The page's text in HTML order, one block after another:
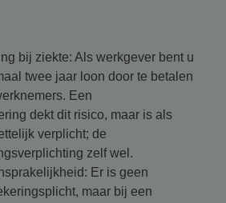
bij ziekte: Als werkgever bent u
twee jaar loon door te betalen
Een
dekt dit risico, maar is als
verplicht; de
zelf wel.
Er is geen
maar bij een